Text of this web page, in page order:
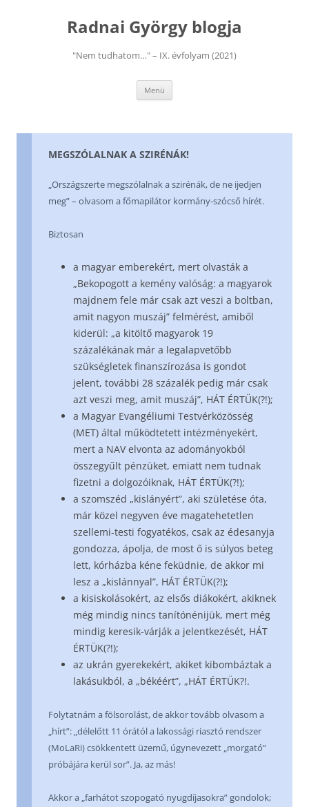
Radnai György blogja
"Nem tudhatom…" – IX. évfolyam (2021)
Menü
MEGSZÓLALNAK A SZIRÉNÁK!
„Országszerte megszólalnak a szirénák, de ne ijedjen
meg” – olvasom a főmapilátor kormány-szócső hírét.
Biztosan
a magyar emberekért, mert olvasták a
„Bekopogott a kemény valóság: a magyarok
majdnem fele már csak azt veszi a boltban,
amit nagyon muszáj” felmérést, amiből
kiderül: „a kitöltő magyarok 19
százalékának már a legalapvetőbb
szükségletek finanszírozása is gondot
jelent, további 28 százalék pedig már csak
azt veszi meg, amit muszáj”, HÁT ÉRTÜK(?!);
a Magyar Evangéliumi Testvérközösség
(MET) által működtetett intézményekért,
mert a NAV elvonta az adományokból
összegyűlt pénzüket, emiatt nem tudnak
fizetni a dolgozóiknak, HÁT ÉRTÜK(?!);
a szomszéd „kislányért”, aki születése óta,
már közel negyven éve magatehetetlen
szellemi-testi fogyatékos, csak az édesanyja
gondozza, ápolja, de most ő is súlyos beteg
lett, kórházba kéne feküdnie, de akkor mi
lesz a „kislánnyal”, HÁT ÉRTÜK(?!);
a kisiskolásokért, az elsős diákokért, akiknek
még mindig nincs tanítónénijük, mert még
mindig keresik-várják a jelentkezését, HÁT
ÉRTÜK(?!);
az ukrán gyerekekért, akiket kibombáztak a
lakásukból, a „békéért”, „HÁT ÉRTÜK?!.
Folytatnám a fölsorolást, de akkor tovább olvasom a
„hírt”: „délelőtt 11 órától a lakossági riasztó rendszer
(MoLaRi) csökkentett üzemű, úgynevezett „morgató”
próbájára kerül sor”. Ja, az más!
Akkor a „farhátot szopogató nyugdíjasokra” gondolok;